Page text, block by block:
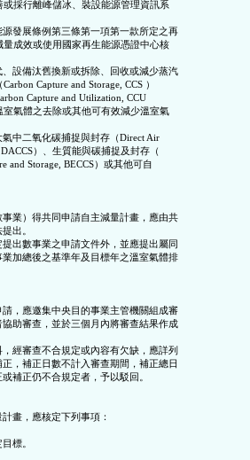
發展條例第三條第一項第一款所定之再
設備汰舊換新或拆除、回收或減少蒸汽
中二氧化碳捕捉與封存（Direct Air
業）得共同申請自主減量計畫，應由共
出。
出數事業之申請文件外，並應提出屬同
加總後之基準年及目標年之溫室氣體排
，應邀集中央目的事業主管機關組成審
助審查，並於三個月內將審查結果作成
經審查不合規定或內容有欠缺，應詳列
，補正日數不計入審查期間，補正總日
補正仍不合規定者，予以駁回。
畫，應核定下列事項：
標。